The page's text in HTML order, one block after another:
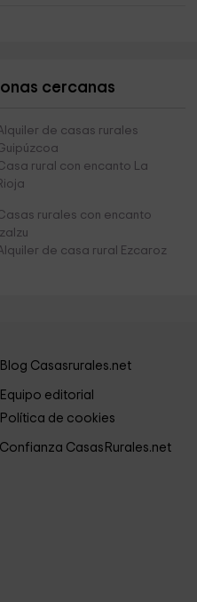
cercanas
de casas rurales
rural con encanto La
rurales con encanto
Izalzu
de casa rural Ezcaroz
Blog Casasrurales.net
Equipo editorial
Política de cookies
Confianza CasasRurales.net